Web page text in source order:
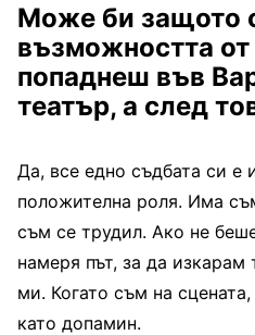
Може би защото
възможността
попаднеш във
театър, а след
Да, все едно съдбата си е
положителна роля. Има
съм се трудил. Ако не
намеря път, за да изкарам
ми. Когато съм на
като допамин.